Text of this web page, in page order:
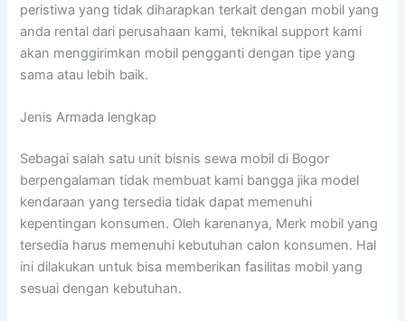
peristiwa yang tidak diharapkan terkait dengan mobil yang
anda rental dari perusahaan kami, teknikal support kami
akan menggirimkan mobil pengganti dengan tipe yang
sama atau lebih baik.
Jenis Armada lengkap
Sebagai salah satu unit bisnis sewa mobil di Bogor
berpengalaman tidak membuat kami bangga jika model
kendaraan yang tersedia tidak dapat memenuhi
kepentingan konsumen. Oleh karenanya, Merk mobil yang
tersedia harus memenuhi kebutuhan calon konsumen. Hal
ini dilakukan untuk bisa memberikan fasilitas mobil yang
sesuai dengan kebutuhan.